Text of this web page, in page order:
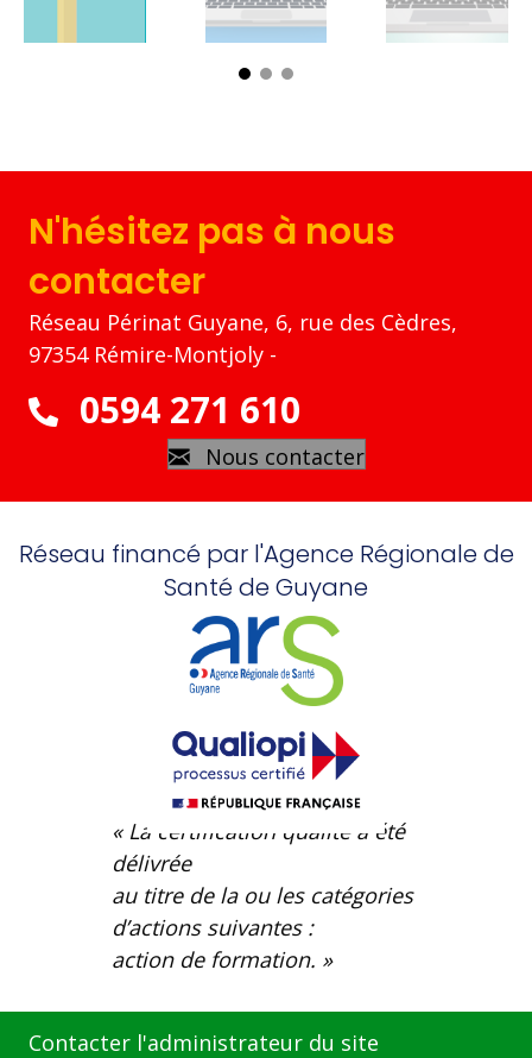
N'hésitez pas à nous
contacter
Réseau Périnat Guyane, 6, rue des Cèdres,
97354 Rémire-Montjoly -
0594 271 610
Nous contacter
Réseau financé par l'Agence Régionale de
Santé de Guyane
« La certification qualité a été
délivrée
au titre de la ou les catégories
d’actions suivantes :
action de formation. »
Contacter l'administrateur du site